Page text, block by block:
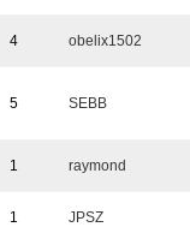
4 obelix1502
5 SEBB
1 raymond
1 JPSZ